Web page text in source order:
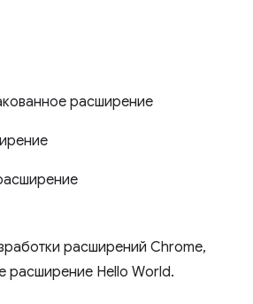
расширение
расширений Chrome,
расширение Hello World.